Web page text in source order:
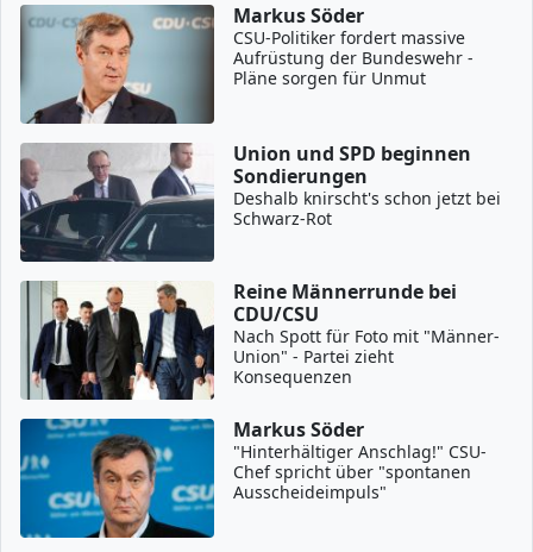
Markus Söder
CSU-Politiker fordert massive
Aufrüstung der Bundeswehr -
Pläne sorgen für Unmut
Union und SPD beginnen
Sondierungen
Deshalb knirscht's schon jetzt bei
Schwarz-Rot
Reine Männerrunde bei
CDU/CSU
Nach Spott für Foto mit "Männer-
Union" - Partei zieht
Konsequenzen
Markus Söder
"Hinterhältiger Anschlag!" CSU-
Chef spricht über "spontanen
Ausscheideimpuls"